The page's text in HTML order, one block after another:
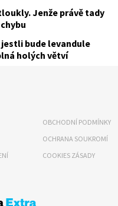
Jenže právě tady
bude levandule
holých větví
OBCHODNÍ PODMÍNKY
OCHRANA SOUKROMÍ
COOKIES ZÁSADY